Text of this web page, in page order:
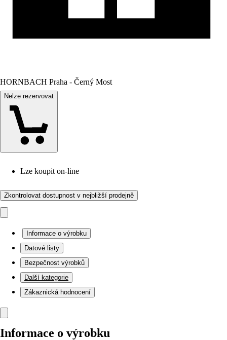
HORNBACH Praha - Černý Most
Nelze rezervovat
Lze koupit on-line
Zkontrolovat dostupnost v nejbližší prodejně
Informace o výrobku
Datové listy
Bezpečnost výrobků
Další kategorie
Zákaznická hodnocení
Informace o výrobku